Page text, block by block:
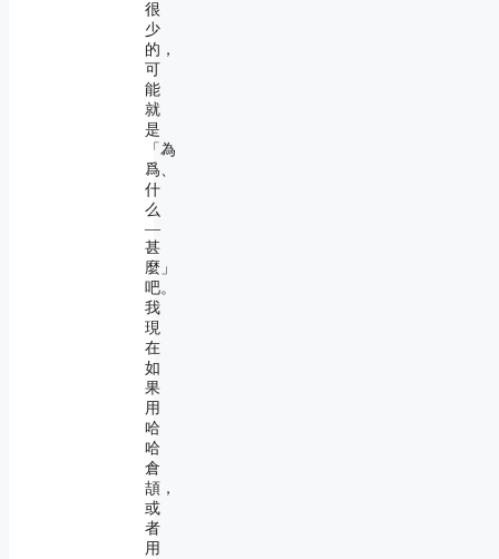
很
少
的，
可
能
就
是
「為
爲、
什
么
―
甚
麼」
吧。
我
現
在
如
果
用
哈
哈
倉
頡，
或
者
用